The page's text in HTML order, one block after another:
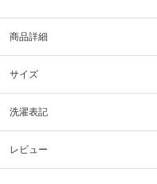
商品詳細
サイズ
洗濯表記
レビュー